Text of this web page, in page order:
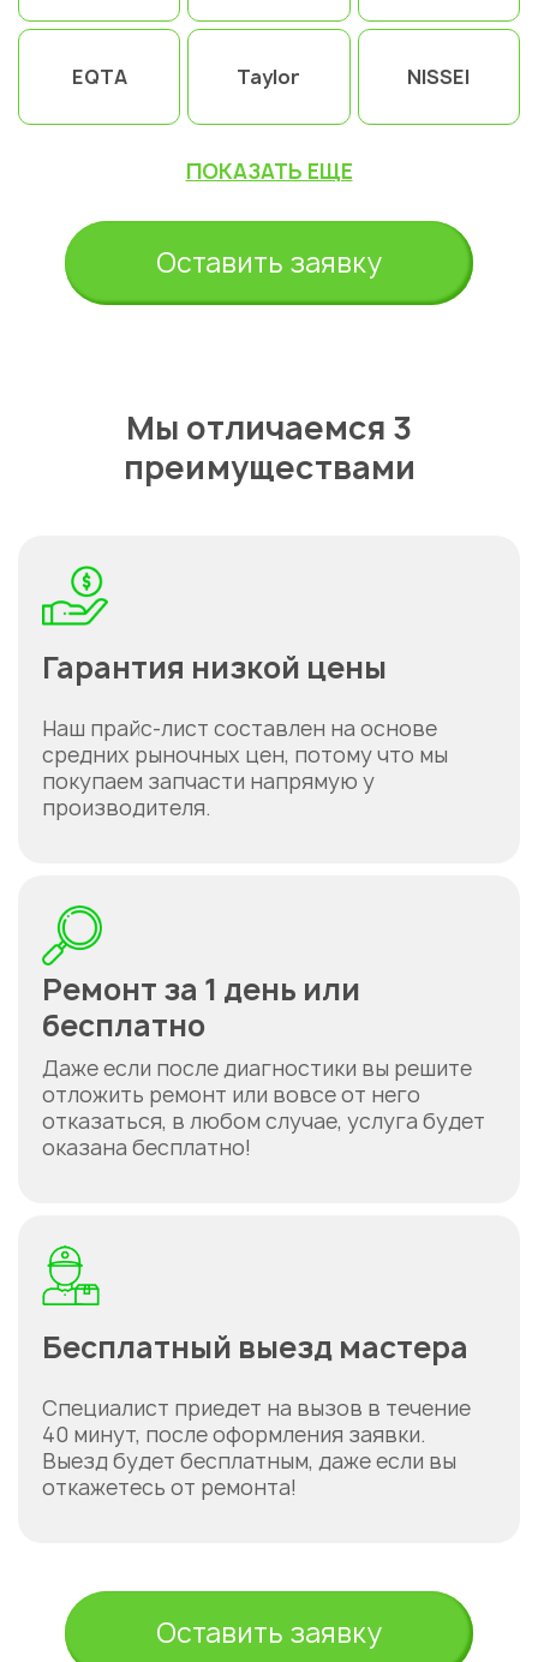
EQTA Taylor NISSEI
ПОКАЗАТЬ ЕЩЕ
Оставить заявку
Мы отличаемся 3
преимуществами
Гарантия низкой цены
Наш прайс-лист составлен на основе
средних рыночных цен, потому что мы
покупаем запчасти напрямую у
производителя.
Ремонт за 1 день или
бесплатно
Даже если после диагностики вы решите
отложить ремонт или вовсе от него
отказаться, в любом случае, услуга будет
оказана бесплатно!
Бесплатный выезд мастера
Специалист приедет на вызов в течение
40 минут, после оформления заявки.
Выезд будет бесплатным, даже если вы
откажетесь от ремонта!
Оставить заявку